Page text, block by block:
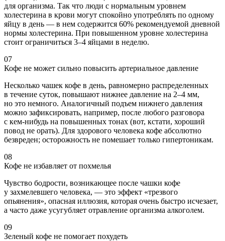
для организма. Так что люди с нормальным уровнем
холестерина в крови могут спокойно употреблять по одному
яйцу в день — в нем содержится 60% рекомендуемой дневной
нормы холестерина. При повышенном уровне холестерина
стоит ограничиться 3–4 яйцами в неделю.
07
Кофе не может сильно повысить артериальное давление
Несколько чашек кофе в день, равномерно распределенных
в течение суток, повышают нижнее давление на 2–4 мм,
но это немного. Аналогичный подъем нижнего давления
можно зафиксировать, например, после любого разговора
с кем-нибудь на повышенных тонах (вот, кстати, хороший
повод не орать). Для здорового человека кофе абсолютно
безвреден; осторожность не помешает только гипертоникам.
08
Кофе не избавляет от похмелья
Чувство бодрости, возникающее после чашки кофе
у захмелевшего человека, — это эффект «трезвого
опьянения», опасная иллюзия, которая очень быстро исчезает,
а часто даже усугубляет отравление организма алкоголем.
09
Зеленый кофе не помогает похудеть